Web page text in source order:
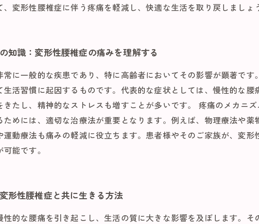
変形性腰椎症に伴う疼痛を軽減し、快適な生活を取り戻しましょ
知識：変形性腰椎症の痛みを理解する
に一般的な疾患であり、特に高齢者においてその影響が顕著です
生活習慣に起因するものです。代表的な症状としては、慢性的な
きたし、精神的なストレスも増すことが多いです。 疼痛のメカニ
ためには、適切な治療法が重要となります。例えば、物理療法や
運動療法も痛みの軽減に役立ちます。患者様やそのご家族が、変
能です。
形性腰椎症と共に生きる方法
性的な腰痛を引き起こし、生活の質に大きな影響を及ぼします。